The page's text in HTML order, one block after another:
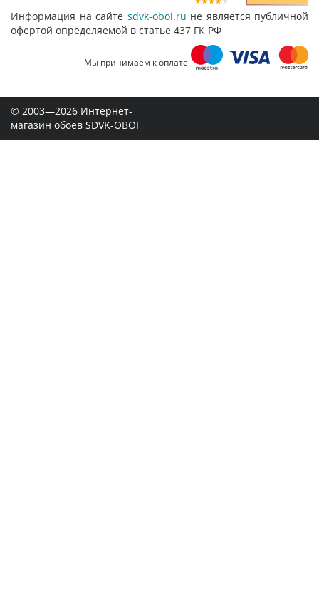
Информация на сайте sdvk-oboi.ru не является публичной
офертой определяемой в статье 437 ГК РФ
Мы принимаем к оплате
© 2003—2026 Интернет-
магазин обоев SDVK-OBOI